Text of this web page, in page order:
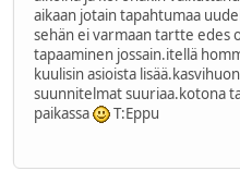
aikaan jotain tapahtumaa
sehän ei varmaan tartte edes
tapaaminen jossain.itellä
kuulisin asioista
suunnitelmat suuriaa.kotona
paikassa
T:Eppu